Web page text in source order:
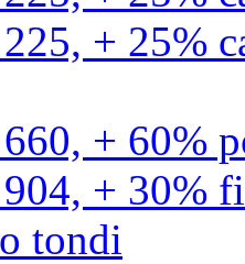
+ 25%
+ 60%
+ 30%
tondi